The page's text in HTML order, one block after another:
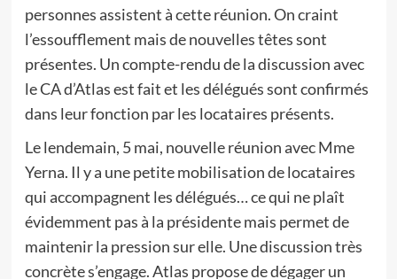
personnes assistent à cette réunion. On craint
l’essoufflement mais de nouvelles têtes sont
présentes. Un compte-rendu de la discussion avec
le CA d’Atlas est fait et les délégués sont confirmés
dans leur fonction par les locataires présents.
Le lendemain, 5 mai, nouvelle réunion avec Mme
Yerna. Il y a une petite mobilisation de locataires
qui accompagnent les délégués… ce qui ne plaît
évidemment pas à la présidente mais permet de
maintenir la pression sur elle. Une discussion très
concrète s’engage. Atlas propose de dégager un